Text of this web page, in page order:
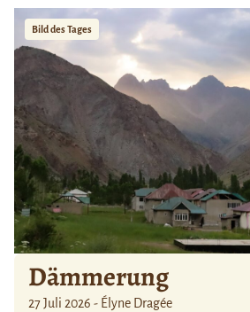
Bild des Tages
Dämmerung
27 Juli 2026 - Élyne Dragée